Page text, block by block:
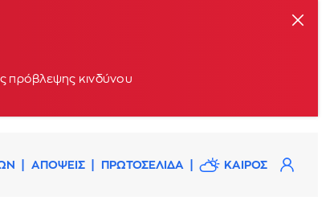
πρόβλεψης κινδύνου
ΑΠΟΨΕΙΣ ΠΡΩΤΟΣΕΛΙΔΑ ΚΑΙΡΟΣ